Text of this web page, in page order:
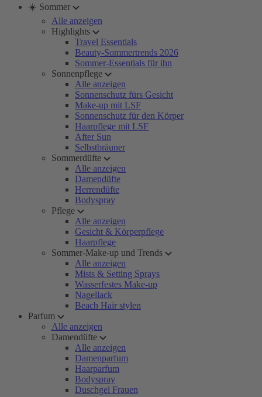
☀️ Sommer
Alle anzeigen
Highlights
Travel Essentials
Beauty-Sommertrends 2026
Sommer-Essentials für ihn
Sonnenpflege
Alle anzeigen
Sonnenschutz fürs Gesicht
Make-up mit LSF
Sonnenschutz für den Körper
Haarpflege mit LSF
After Sun
Selbstbräuner
Sommerdüfte
Alle anzeigen
Damendüfte
Herrendüfte
Bodyspray
Pflege
Alle anzeigen
Gesicht & Körperpflege
Haarpflege
Sommer-Make-up und Trends
Alle anzeigen
Mists & Setting Sprays
Wasserfestes Make-up
Nagellack
Beach Hair stylen
Parfum
Alle anzeigen
Damendüfte
Alle anzeigen
Damenparfum
Haarparfum
Bodyspray
Duschgel Frauen